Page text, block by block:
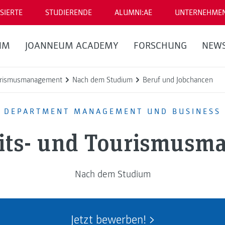
STUDIERENDE ALUMNI:AE
JOANNEUM ACADEMY FORSCHUNG
Nach dem Studium Beruf und Jobchancen
DEPARTMENT MANAGEMENT UND BUSINESS
und
Nach dem Studium
Jetzt bewerben!